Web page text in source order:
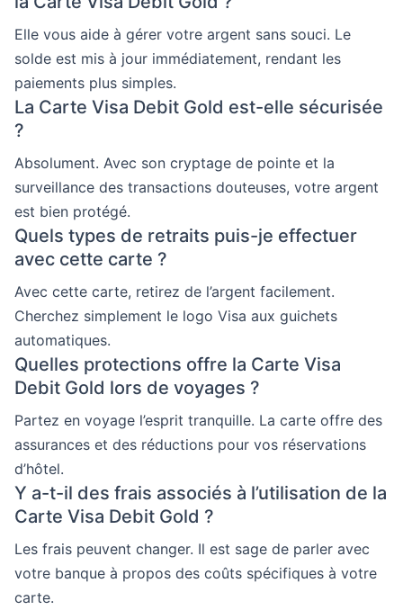
Elle vous aide à gérer votre argent sans souci. Le
solde est mis à jour immédiatement, rendant les
paiements plus simples.
La Carte Visa Debit Gold est-elle sécurisée
?
Absolument. Avec son cryptage de pointe et la
surveillance des transactions douteuses, votre argent
est bien protégé.
Quels types de retraits puis-je effectuer
avec cette carte ?
Avec cette carte, retirez de l’argent facilement.
Cherchez simplement le logo Visa aux guichets
automatiques.
Quelles protections offre la Carte Visa
Debit Gold lors de voyages ?
Partez en voyage l’esprit tranquille. La carte offre des
assurances et des réductions pour vos réservations
d’hôtel.
Y a-t-il des frais associés à l’utilisation de la
Carte Visa Debit Gold ?
Les frais peuvent changer. Il est sage de parler avec
votre banque à propos des coûts spécifiques à votre
carte.